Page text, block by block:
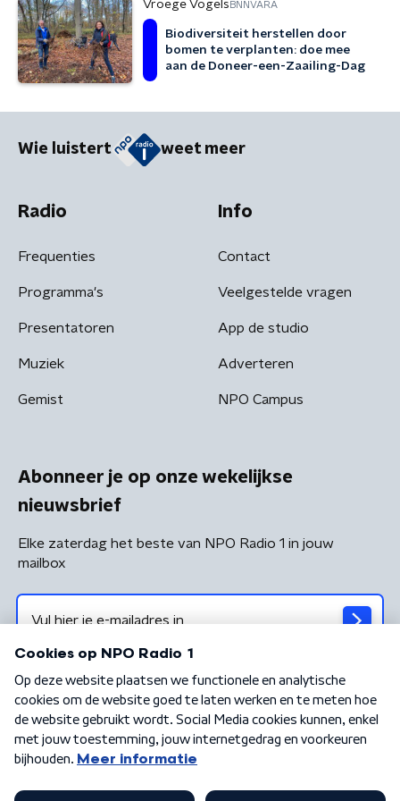
Vroege Vogels BNNVARA
Biodiversiteit herstellen door
bomen te verplanten: doe mee
aan de Doneer-een-Zaailing-Dag
Wie luistert weet meer
Radio
Frequenties
Programma's
Presentatoren
Muziek
Gemist
Info
Contact
Veelgestelde vragen
App de studio
Adverteren
NPO Campus
Abonneer je op onze wekelijkse
nieuwsbrief
Elke zaterdag het beste van NPO Radio 1 in jouw
mailbox
Algemene voorwaarden